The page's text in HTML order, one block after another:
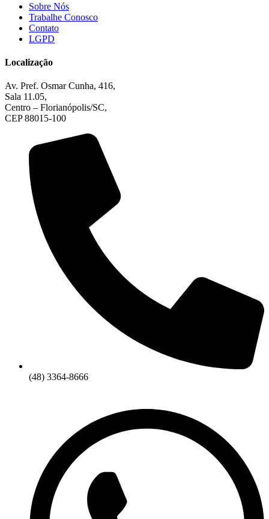
Sobre Nós
Trabalhe Conosco
Contato
LGPD
Localização
Av. Pref. Osmar Cunha, 416,
Sala 11.05,
Centro – Florianópolis/SC,
CEP 88015-100
(48) 3364-8666